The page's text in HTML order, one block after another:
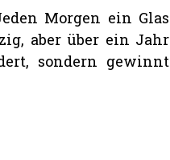
Morgen ein Glas
aber über ein Jahr
sondern gewinnt